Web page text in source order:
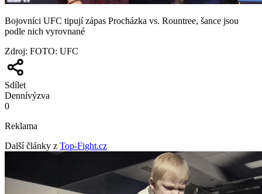
Bojovníci UFC tipují zápas Procházka vs. Rountree, šance jsou
podle nich vyrovnané
Zdroj: FOTO: UFC
Sdílet
Dennívýzva
0
Reklama
Další články z Top-Fight.cz